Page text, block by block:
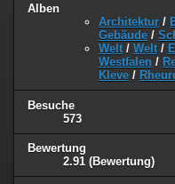
Alben
Architektur /
Gebäude /
Welt / Welt /
Westfalen /
Kleve /
Besuche
573
Bewertung
2.91 (Bewertung)